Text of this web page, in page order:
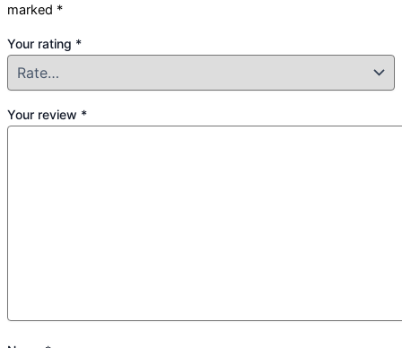
marked *
Your rating *
Your review *